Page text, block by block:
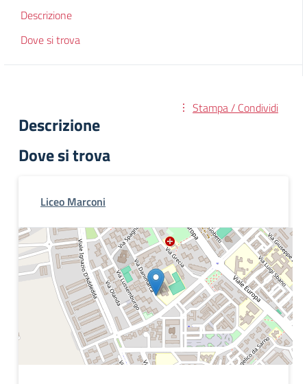
Descrizione
Dove si trova
Stampa / Condividi
Descrizione
Dove si trova
Liceo Marconi